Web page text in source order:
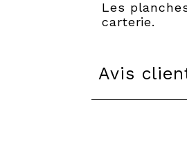
Les
carterie.
Avis